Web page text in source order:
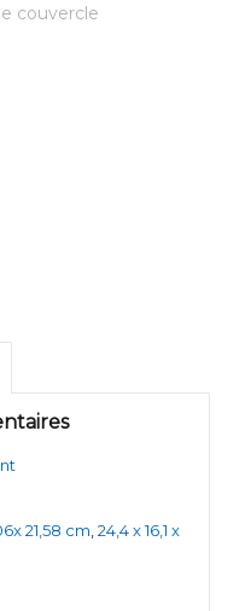
couvercle
21,58 cm 24,4 x 16,1 x